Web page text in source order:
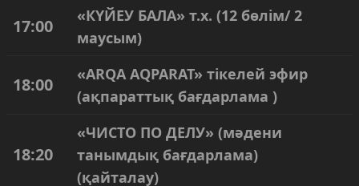
17:00
«КҮЙЕУ БАЛА» т.х. (12 бөлім/ 2
маусым)
18:00
«ARQA AQPARAT» тікелей эфир
(ақпараттық бағдарлама )
18:20
«ЧИСТО ПО ДЕЛУ» (мәдени
танымдық бағдарлама)
(қайталау)